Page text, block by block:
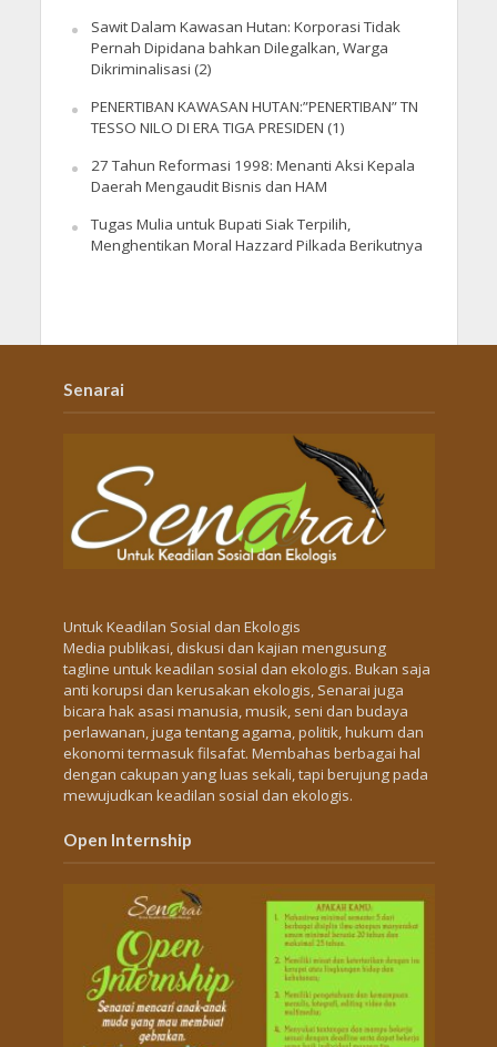
Sawit Dalam Kawasan Hutan: Korporasi Tidak
Pernah Dipidana bahkan Dilegalkan, Warga
Dikriminalisasi (2)
PENERTIBAN KAWASAN HUTAN:”PENERTIBAN” TN
TESSO NILO DI ERA TIGA PRESIDEN (1)
27 Tahun Reformasi 1998: Menanti Aksi Kepala
Daerah Mengaudit Bisnis dan HAM
Tugas Mulia untuk Bupati Siak Terpilih,
Menghentikan Moral Hazzard Pilkada Berikutnya
Senarai
Untuk Keadilan Sosial dan Ekologis
Media publikasi, diskusi dan kajian mengusung
tagline untuk keadilan sosial dan ekologis. Bukan saja
anti korupsi dan kerusakan ekologis, Senarai juga
bicara hak asasi manusia, musik, seni dan budaya
perlawanan, juga tentang agama, politik, hukum dan
ekonomi termasuk filsafat. Membahas berbagai hal
dengan cakupan yang luas sekali, tapi berujung pada
mewujudkan keadilan sosial dan ekologis.
Open Internship